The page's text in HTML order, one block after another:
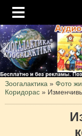
Зоогалактика » Фото
Коридорас »